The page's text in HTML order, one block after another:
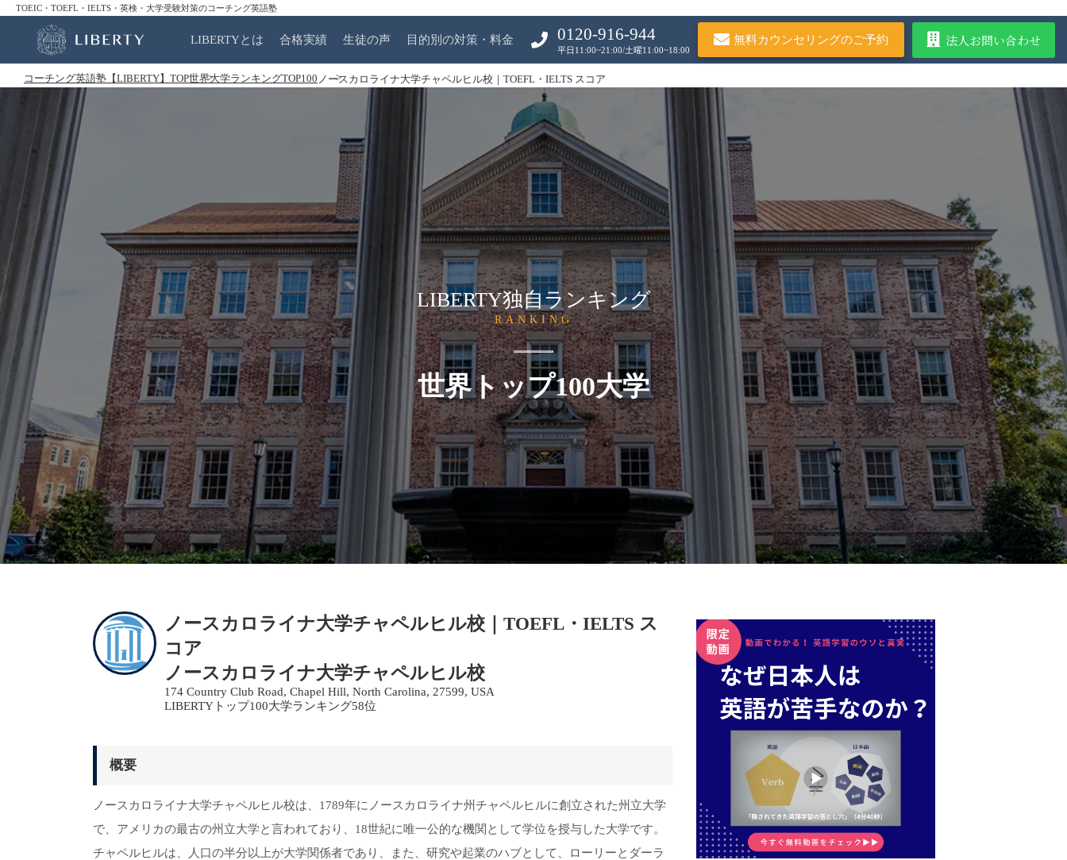
TOEIC・TOEFL・IELTS・英検・大学受験対策のコーチング英語塾
LIBERTYとは 合格実績 生徒の声 目的別の対策・料金 0120-916-944
平日11:00~21:00/土曜11:00~18:00
無料カウンセリングのご予約 法人お問い合わせ
コーチング英語塾【LIBERTY】TOP世界大学ランキングTOP100 ノースカロライナ大学チャペルヒル校｜TOEFL・IELTS スコア
LIBERTY独自ランキング
RANKING
世界トップ100大学
ノースカロライナ大学チャペルヒル校｜TOEFL・IELTS ス
コア
ノースカロライナ大学チャペルヒル校
174 Country Club Road, Chapel Hill, North Carolina, 27599, USA
LIBERTYトップ100大学ランキング58位
概要
ノースカロライナ大学チャペルヒル校は、1789年にノースカロライナ州チャペルヒルに創立された州立大学
で、アメリカの最古の州立大学と言われており、18世紀に唯一公的な機関として学位を授与した大学です。
チャペルヒルは、人口の半分以上が大学関係者であり、また、研究や起業のハブとして、ローリーとダーラ